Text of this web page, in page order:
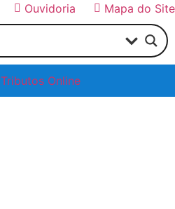
Ouvidoria Mapa do Site
Tributos Online